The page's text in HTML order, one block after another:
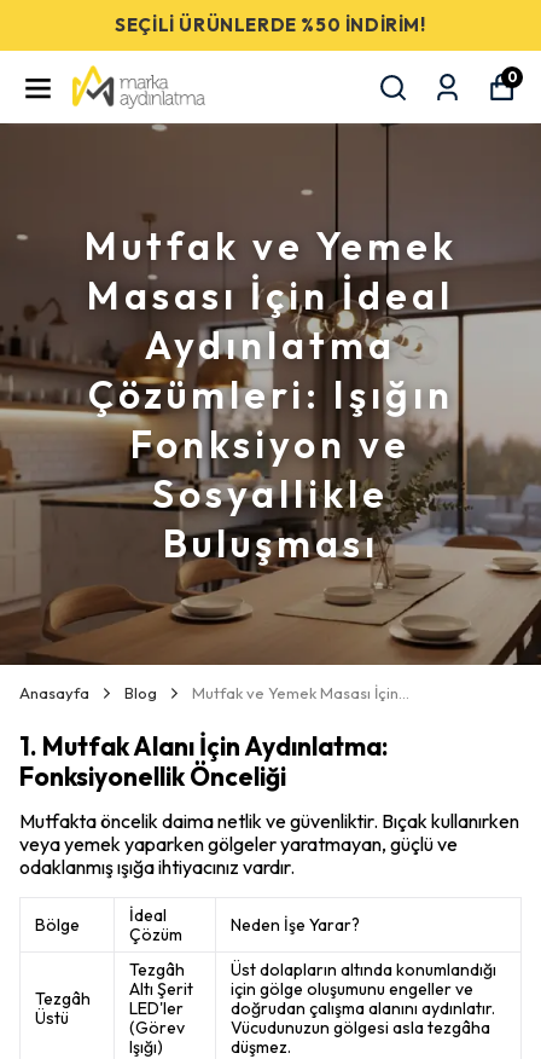
SEÇİLİ ÜRÜNLERDE %50 İNDİRİM!
0
Mutfak ve Yemek
Masası İçin İdeal
Aydınlatma
Çözümleri: Işığın
Fonksiyon ve
Sosyallikle
Buluşması
Anasayfa Blog
1. Mutfak Alanı İçin Aydınlatma:
Fonksiyonellik Önceliği
Mutfakta öncelik daima netlik ve güvenliktir. Bıçak kullanırken
veya yemek yaparken gölgeler yaratmayan, güçlü ve
odaklanmış ışığa ihtiyacınız vardır.
Bölge
İdeal
Çözüm
Neden İşe Yarar?
Tezgâh
Üstü
Tezgâh
Altı Şerit
LED'ler
(Görev
Işığı)
Üst dolapların altında konumlandığı
için gölge oluşumunu engeller ve
doğrudan çalışma alanını aydınlatır.
Vücudunuzun gölgesi asla tezgâha
düşmez.